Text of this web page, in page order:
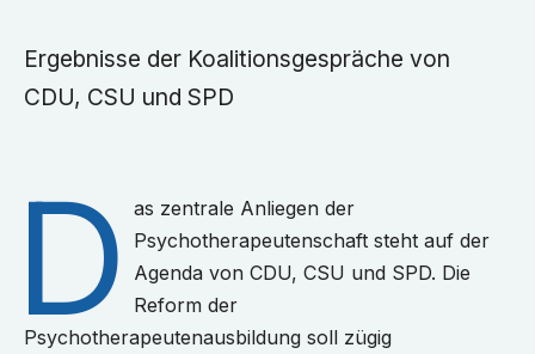
Ergebnisse der Koalitionsgespräche von
CDU, CSU und SPD
D
as zentrale Anliegen der
Psychotherapeutenschaft steht auf der
Agenda von CDU, CSU und SPD. Die
Reform der
Psychotherapeutenausbildung soll zügig